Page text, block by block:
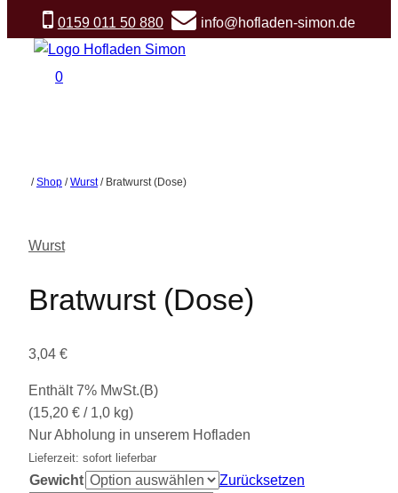
springen
0159 011 50 880 info@hofladen-simon.de
0
/ Shop / Wurst / Bratwurst (Dose)
Wurst
Bratwurst (Dose)
3,04 €
Enthält 7% MwSt.(B)
(15,20 € / 1,0 kg)
Nur Abholung in unserem Hofladen
Lieferzeit: sofort lieferbar
Gewicht
Zurücksetzen